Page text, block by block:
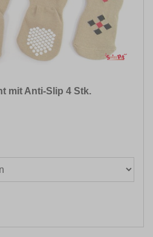
mit Anti-Slip 4 Stk.